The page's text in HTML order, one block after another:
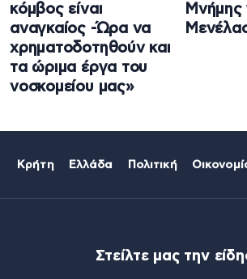
κόμβος είναι
αναγκαίος -Ώρα να
χρηματοδοτηθούν και
τα ώριμα έργα του
νοσκομείου μας»
Μνήμης
Κρήτη Ελλάδα Πολιτική
Στείλτε μας την